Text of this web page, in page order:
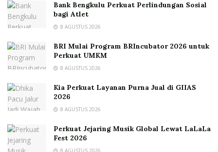
Bank Bengkulu Perkuat Perlindungan Sosial
bagi Atlet
8 AGUSTUS 2026
BRI Mulai Program BRIncubator 2026 untuk
Perkuat UMKM
8 AGUSTUS 2026
Kia Perkuat Layanan Purna Jual di GIIAS
2026
8 AGUSTUS 2026
Perkuat Jejaring Musik Global Lewat LaLaLa
Fest 2026
8 AGUSTUS 2026